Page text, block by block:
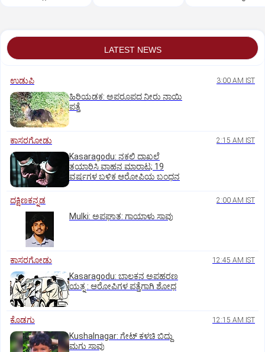
LATEST NEWS
ಉಡುಪಿ 3:00 AM IST
ಹಿರಿಯಡಕ: ಅಪರೂಪದ ನೀರು ನಾಯಿ
ಪತ್ತೆ
ಕಾಸರಗೋಡು 2:15 AM IST
Kasaragodu: ನಕಲಿ ದಾಖಲೆ
ತಯಾರಿಸಿ ವಾಹನ ಮಾರಾಟ; 19
ವರ್ಷಗಳ ಬಳಿಕ ಆರೋಪಿಯ ಬಂಧನ
ದಕ್ಷಿಣಕನ್ನಡ 2:00 AM IST
Mulki: ಅಪಘಾತ: ಗಾಯಾಳು ಸಾವು
ಕಾಸರಗೋಡು 12:45 AM IST
Kasaragodu: ಬಾಲಕನ ಅಪಹರಣ
ಯತ್ನ : ಆರೋಪಿಗಳ ಪತ್ತೆಗಾಗಿ ಶೋಧ
ಕೊಡಗು 12:15 AM IST
Kushalnagar: ಗೇಟ್ ಕಳಚಿ ಬಿದ್ದು
ಮಗು ಸಾವು